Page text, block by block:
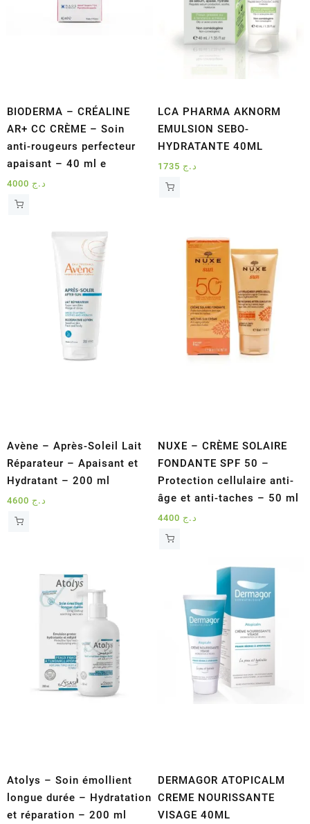
BIODERMA – CRÉALINE
AR+ CC CRÈME – Soin
anti-rougeurs perfecteur
apaisant – 40 ml e
د.ج
LCA PHARMA AKNORM
EMULSION SEBO-
HYDRATANTE 40ML
د.ج
Avène – Après-Soleil Lait
Réparateur – Apaisant et
Hydratant – 200 ml
د.ج
NUXE – CRÈME SOLAIRE
FONDANTE SPF 50 –
Protection cellulaire anti-
âge et anti-taches – 50 ml
د.ج
Atolys – Soin émollient
longue durée – Hydratation
et réparation – 200 ml
DERMAGOR ATOPICALM
CREME NOURISSANTE
VISAGE 40ML